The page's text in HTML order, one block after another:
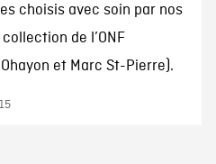
choisis avec soin par nos
de l’ONF
et Marc St-Pierre).